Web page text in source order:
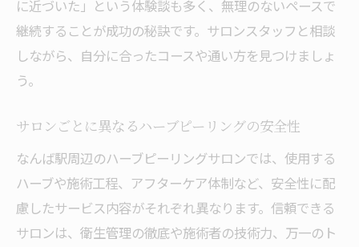
に近づいた」という体験談も多く、無理のないペースで
継続することが成功の秘訣です。サロンスタッフと相談
しながら、自分に合ったコースや通い方を見つけましょ
う。
サロンごとに異なるハーブピーリングの安全性
なんば駅周辺のハーブピーリングサロンでは、使用する
ハーブや施術工程、アフターケア体制など、安全性に配
慮したサービス内容がそれぞれ異なります。信頼できる
サロンは、衛生管理の徹底や施術者の技術力、万一のト